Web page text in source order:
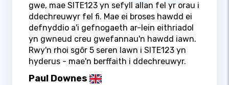
gwe, mae SITE123 yn sefyll allan fel yr orau i
ddechreuwyr fel fi. Mae ei broses hawdd ei
defnyddio a'i gefnogaeth ar-lein eithriadol
yn gwneud creu gwefannau'n hawdd iawn.
Rwy'n rhoi sgôr 5 seren lawn i SITE123 yn
hyderus - mae'n berffaith i ddechreuwyr.
Paul Downes